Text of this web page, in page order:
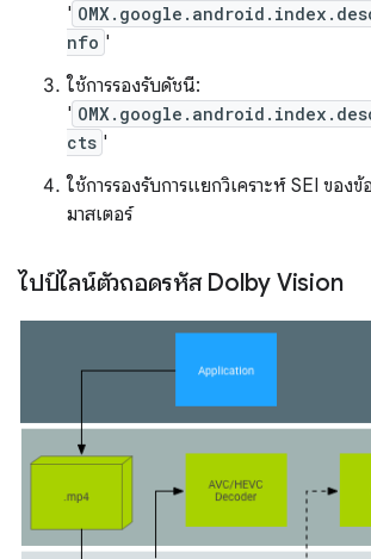
'
nfo '
ใช้การรองรับดัชนี:
'
cts '
ใช้การรองรับการแยกวิเคราะห์ SEI ของข้
มาสเตอร์
ไปป์ไลน์ตัวถอดรหัส Dolby Vision